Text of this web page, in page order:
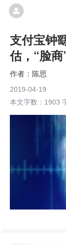
支付宝钟
估，“脸
陈思
2019-04-19
本文字数：1903